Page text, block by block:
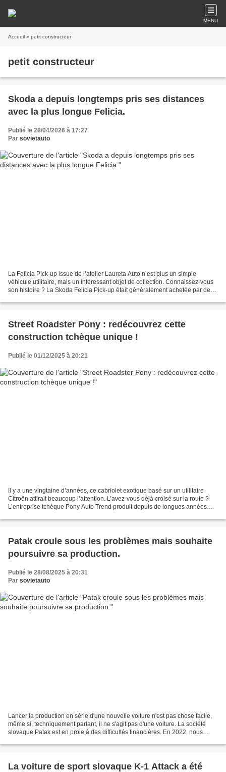
MENU
Accueil » petit constructeur
petit constructeur
Skoda a depuis longtemps pris ses distances
avec la plus longue Felicia.
Publié le 28/04/2026 à 17:27
Par sovietauto
La Felicia Pick-up issue de l’atelier Laureta Auto n’est plus un simple
véhicule utilitaire, mais un intéressant objet de collection. Connaissez-vous
son histoire ? La Skoda Felicia Pick-up était généralement achetée par des
Street Roadster Pony : redécouvrez cette
construction tchèque unique !
Publié le 01/12/2025 à 20:21
Il y a une vingtaine d’années, ce cabriolet exotique basé sur un utilitaire
Citroën attirait beaucoup l’attention. L’avez-vous déjà croisé sur la route ?
L’entreprise tchèque Pony Auto Trend produit depuis de longues années
Patak croule sous les problèmes mais souhaite
poursuivre sa production.
Publié le 28/08/2025 à 20:31
Par sovietauto
Lancer la production en série d'une nouvelle voiture n'est pas chose facile,
même si, techniquement parlant, il ne s'agit pas d'une voiture. La société
slovaque Patak est en proie à des difficultés financières. En 2022, nous
La voiture de sport slovaque K-1 Attack a été